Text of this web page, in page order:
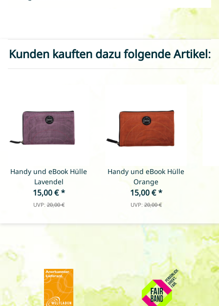
Kunden kauften dazu folgende Artikel:
Handy und eBook Hülle
Lavendel
15,00 €*
UVP:20,00 €
Handy und eBook Hülle
Orange
15,00 €*
UVP:20,00 €